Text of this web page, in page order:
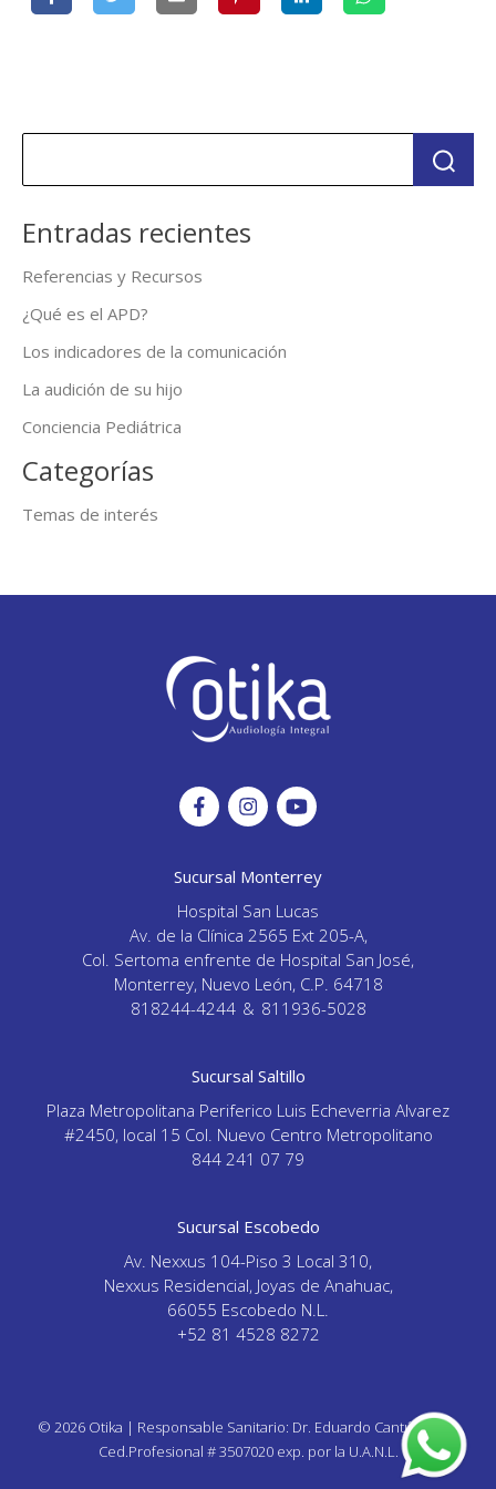
Entradas recientes
Referencias y Recursos
¿Qué es el APD?
Los indicadores de la comunicación
La audición de su hijo
Conciencia Pediátrica
Categorías
Temas de interés
Sucursal Monterrey
Hospital San Lucas
Av. de la Clínica 2565 Ext 205-A,
Col. Sertoma enfrente de Hospital San José,
Monterrey, Nuevo León, C.P. 64718
818244-4244 & 811936-5028
Sucursal Saltillo
Plaza Metropolitana Periferico Luis Echeverria Alvarez
#2450, local 15 Col. Nuevo Centro Metropolitano
844 241 07 79
Sucursal Escobedo
Av. Nexxus 104-Piso 3 Local 310,
Nexxus Residencial, Joyas de Anahuac,
66055 Escobedo N.L.
+52 81 4528 8272
© 2026 Otika | Responsable Sanitario: Dr. Eduardo Cantú Garza,
Ced.Profesional # 3507020 exp. por la U.A.N.L.